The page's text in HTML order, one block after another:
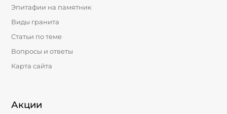
Эпитафии на памятник
Виды гранита
Статьи по теме
Вопросы и ответы
Карта сайта
Акции